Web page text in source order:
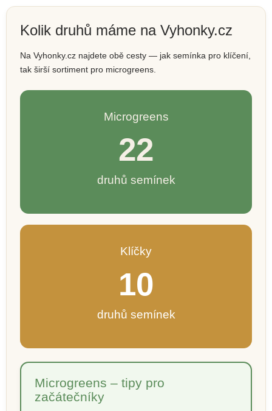
Kolik druhů máme na Vyhonky.cz
Na Vyhonky.cz najdete obě cesty — jak semínka pro klíčení,
tak širší sortiment pro microgreens.
Microgreens
22
druhů semínek
Klíčky
10
druhů semínek
Microgreens – tipy pro
začátečníky